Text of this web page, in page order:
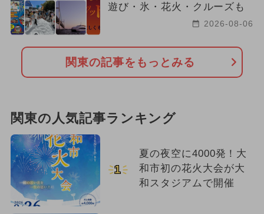
遊び・氷・花火・クルーズも
2026-08-06
関東の記事をもっとみる
関東の人気記事ランキング
1
夏の夜空に4000発！大
和市初の花火大会が大
和スタジアムで開催